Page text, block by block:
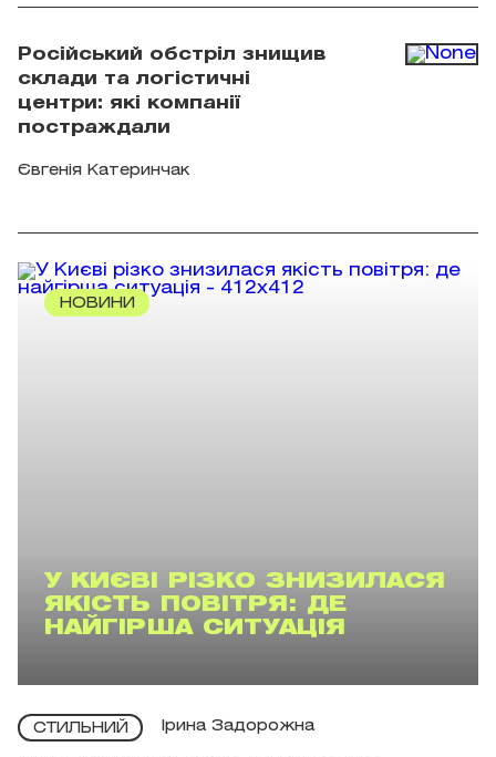
Російський обстріл знищив
склади та логістичні
центри: які компанії
постраждали
Євгенія Катеринчак
НОВИНИ
У КИЄВІ РІЗКО ЗНИЗИЛАСЯ
ЯКІСТЬ ПОВІТРЯ: ДЕ
НАЙГІРША СИТУАЦІЯ
СТИЛЬНИЙ Ірина Задорожна